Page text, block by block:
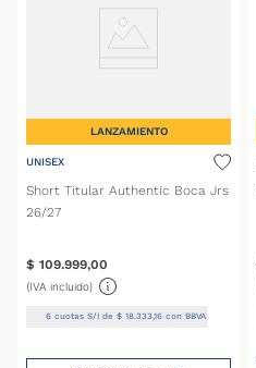
LANZAMIENTO
UNISEX
Short Titular Authentic Boca Jrs
26/27
$ 109.999,00
(IVA incluido)
6 cuotas S/I de$ 18.333,16 con BBVA